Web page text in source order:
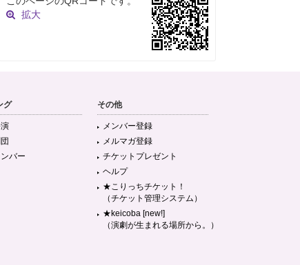
拡大
グ
バー
その他
メンバー登録
メルマガ登録
チケットプレゼント
ヘルプ
★こりっちチケット！
（チケット管理システム）
★keicoba [new!]
（演劇が生まれる場所から。）